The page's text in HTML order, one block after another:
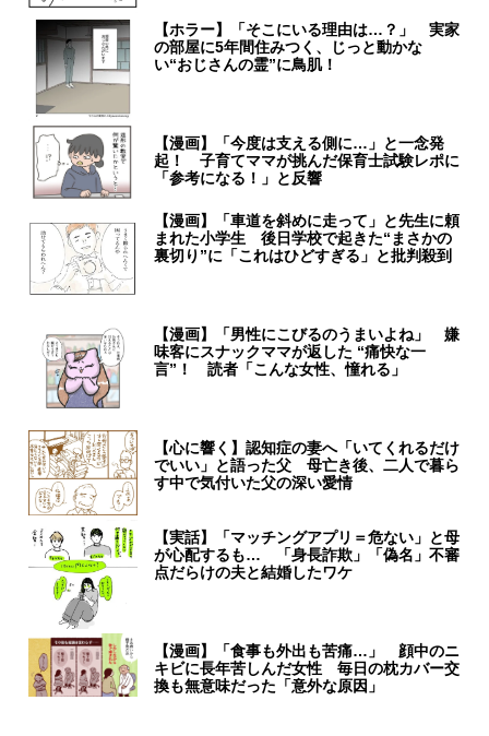
【ホラー】「そこにいる理由は…？」 実家
の部屋に5年間住みつく、じっと動かな
い“おじさんの霊”に鳥肌！
【漫画】「今度は支える側に…」と一念発
起！ 子育てママが挑んだ保育士試験レポに
「参考になる！」と反響
【漫画】「車道を斜めに走って」と先生に頼
まれた小学生 後日学校で起きた“まさかの
裏切り”に「これはひどすぎる」と批判殺到
【漫画】「男性にこびるのうまいよね」 嫌
味客にスナックママが返した “痛快な一
言”！ 読者「こんな女性、憧れる」
【心に響く】認知症の妻へ「いてくれるだけ
でいい」と語った父 母亡き後、二人で暮ら
す中で気付いた父の深い愛情
【実話】「マッチングアプリ＝危ない」と母
が心配するも… 「身長詐欺」「偽名」不審
点だらけの夫と結婚したワケ
【漫画】「食事も外出も苦痛…」 顔中のニ
キビに長年苦しんだ女性 毎日の枕カバー交
換も無意味だった「意外な原因」